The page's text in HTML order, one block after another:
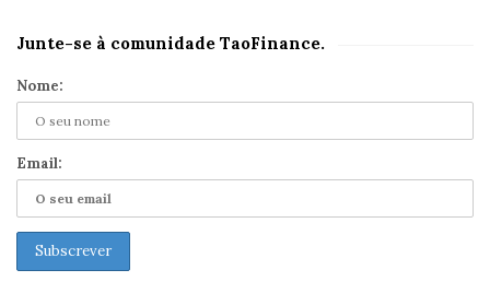
S
i
t
e
S
d
Junte-se à comunidade TaoFinance.
Nome:
Email: